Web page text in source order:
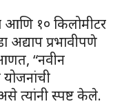
आणि १० किलोमीटर
अद्याप प्रभावीपणे
“नवीन
योजनांची
त्यांनी स्पष्ट केले.